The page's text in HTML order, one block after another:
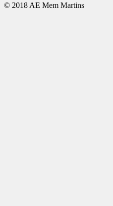
© 2018 AE Mem Martins